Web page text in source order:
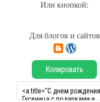
Или кнопкой:
Для блогов и сайтов
Копировать